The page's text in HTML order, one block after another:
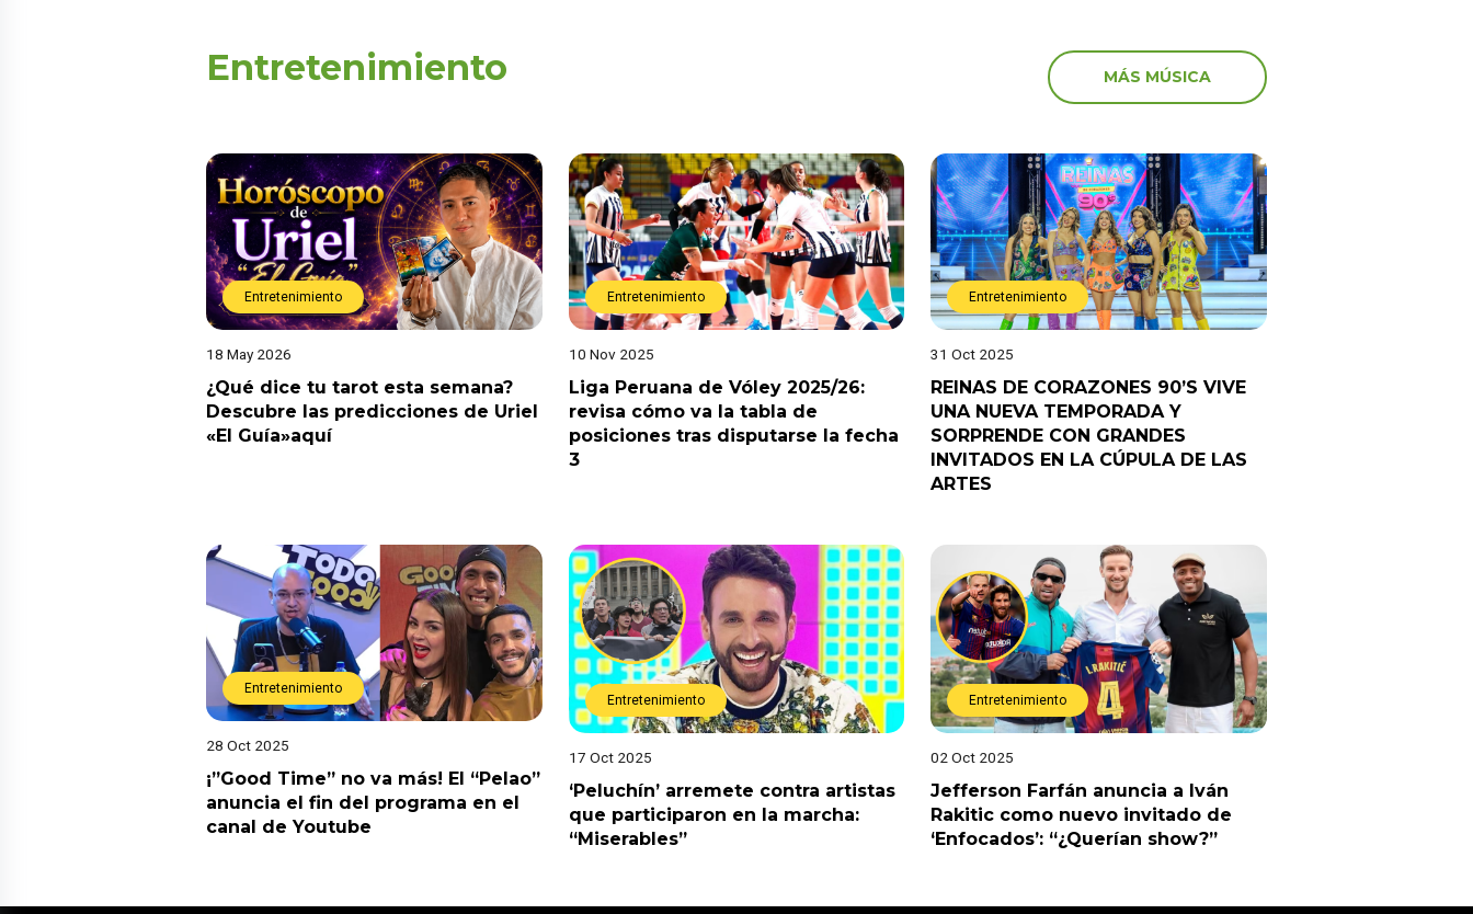
Entretenimiento MÁS MÚSICA
Entretenimiento
18 May 2026
¿Qué dice tu tarot esta semana?
Descubre las predicciones de Uriel
«El Guía»aquí
Entretenimiento
10 Nov 2025
Liga Peruana de Vóley 2025/26:
revisa cómo va la tabla de
posiciones tras disputarse la fecha
3
Entretenimiento
31 Oct 2025
REINAS DE CORAZONES 90’S VIVE
UNA NUEVA TEMPORADA Y
SORPRENDE CON GRANDES
INVITADOS EN LA CÚPULA DE LAS
ARTES
Entretenimiento
28 Oct 2025
¡”Good Time” no va más! El “Pelao”
anuncia el fin del programa en el
canal de Youtube
Entretenimiento
17 Oct 2025
‘Peluchín’ arremete contra artistas
que participaron en la marcha:
“Miserables”
Entretenimiento
02 Oct 2025
Jefferson Farfán anuncia a Iván
Rakitic como nuevo invitado de
‘Enfocados’: “¿Querían show?”